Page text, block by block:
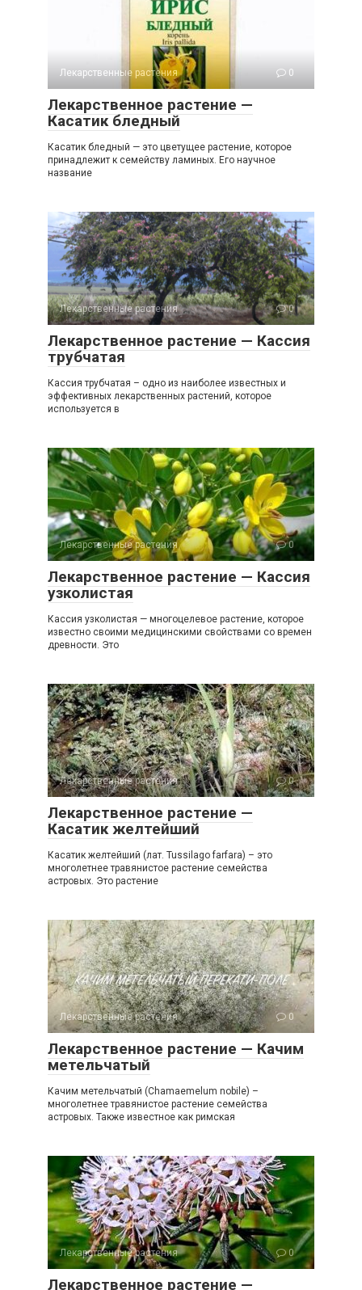
Лекарственные растения 0
Лекарственное растение —
Касатик бледный
Касатик бледный — это цветущее растение, которое
принадлежит к семейству ламиных. Его научное
название
Лекарственные растения 0
Лекарственное растение — Кассия
трубчатая
Кассия трубчатая – одно из наиболее известных и
эффективных лекарственных растений, которое
используется в
Лекарственные растения 0
Лекарственное растение — Кассия
узколистая
Кассия узколистая — многоцелевое растение, которое
известно своими медицинскими свойствами со времен
древности. Это
Лекарственные растения 0
Лекарственное растение —
Касатик желтейший
Касатик желтейший (лат. Tussilago farfara) – это
многолетнее травянистое растение семейства
астровых. Это растение
Лекарственные растения 0
Лекарственное растение — Качим
метельчатый
Качим метельчатый (Chamaemelum nobile) –
многолетнее травянистое растение семейства
астровых. Также известное как римская
Лекарственные растения 0
Лекарственное растение —